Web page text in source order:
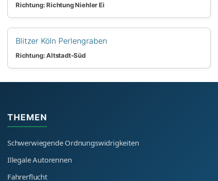
Richtung: Richtung Niehler Ei
Blitzer Köln Perlengraben
Richtung: Altstadt-Süd
THEMEN
Schwerwiegende Ordnungswidrigkeiten
Illegale Autorennen
Fahrerflucht